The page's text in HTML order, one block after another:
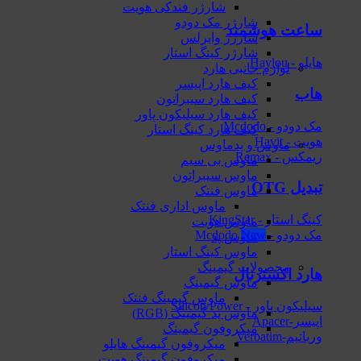
ساعت هوشمند
هایلو - Haylou
هاب
مک دودو - Mcdodo
هویت - Havit
ریمکس - Remax
تبدیل OTG
کینگ استار - KingStar
مک دودو - Mcdodo
هارد اکسترنال
سیلیکون پاور - Silicon Power
اپیسر-Apacer
ورباتیم-Verbatim
شارژر فندکی هویت
شارژر مک دودو
شارژر وایرلس
شارژر کینگ استار
لوازم جانبی هارد
کیف هارد اپیسر
کیف هارد سیبراتون
کیف هارد سیلیکون پاور
کیف هارد کینگ استار
ماوس و پدماوس
ماوس بی سیم
ماوس سیبراتون
ماوس فنتک
ماوس اداری فنتک
ماوس هویت
ماوس پد
ماوس کینگ استار
محصولات گیمینگ
ماوس گیمینگ
ماوس گیمینگ فنتک
ماوس‌ پد گیمینگ (RGB)
میکروفون گیمینگ
میکروفون گیمینگ هایلو